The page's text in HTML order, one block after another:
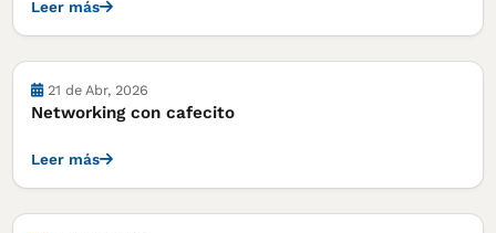
Leer más
21 de Abr, 2026
Networking con cafecito
Leer más